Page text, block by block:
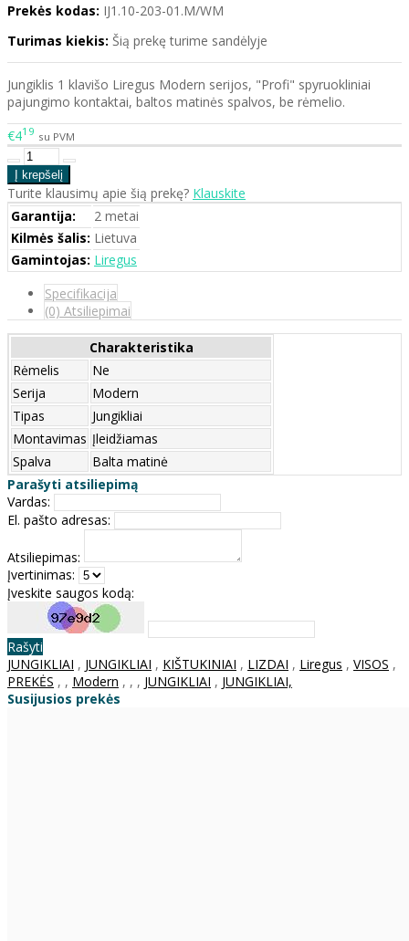
Prekės kodas: IJ1.10-203-01.M/WM
Turimas kiekis: Šią prekę turime sandėlyje
Jungiklis 1 klavišo Liregus Modern serijos, "Profi" spyruokliniai
pajungimo kontaktai, baltos matinės spalvos, be rėmelio.
€419 su PVM
Turite klausimų apie šią prekę? Klauskite
Garantija:
2 metai
Kilmės šalis: Lietuva
Gamintojas: Liregus
Specifikacija
(0) Atsiliepimai
Charakteristika
Rėmelis
Ne
Serija
Modern
Tipas
Jungikliai
Montavimas Įleidžiamas
Spalva
Balta matinė
Parašyti atsiliepimą
Vardas:
El. pašto adresas:
Atsiliepimas:
Įvertinimas:
Įveskite saugos kodą:
Rašyti
JUNGIKLIAI , JUNGIKLIAI , KIŠTUKINIAI , LIZDAI , Liregus , VISOS ,
PREKĖS , , Modern , , , JUNGIKLIAI , JUNGIKLIAI,
Susijusios prekės